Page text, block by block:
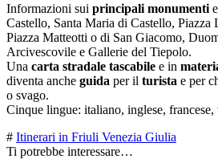
Informazioni sui principali monumenti
Castello, Santa Maria di Castello, Piazza
Piazza Matteotti o di San Giacomo,
Arcivescovile e Gallerie del Tiepolo.
Una carta stradale tascabile e in
diventa anche guida per il turista e per
o svago.
Cinque lingue: italiano, inglese, francese,
# Itinerari in Friuli Venezia Giulia
Ti potrebbe interessare…